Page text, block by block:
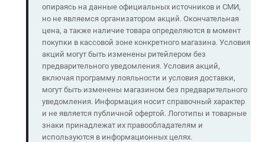
опираясь на данные официальных источников и СМИ,
но не являемся организатором акций. Окончательная
цена, а также наличие товара определяются в момент
покупки в кассовой зоне конкретного магазина. Условия
акций могут быть изменены ритейлером без
предварительного уведомления. Условия акций,
включая программу лояльности и условия доставки,
могут быть изменены магазином без предварительного
уведомления. Информация носит справочный характер
и не является публичной офертой. Логотипы и товарные
знаки принадлежат их правообладателям и
используются в информационных целях.